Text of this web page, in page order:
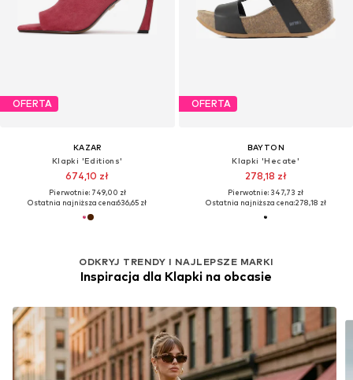
OFERTA
KAZAR
Klapki 'Editions'
674,10 zł
Pierwotnie: 749,00 zł
Ostatnia najniższa cena:636,65 zł
OFERTA
BAYTON
Klapki 'Hecate'
278,18 zł
Pierwotnie: 347,73 zł
Ostatnia najniższa cena:278,18 zł
ODKRYJ TRENDY I NAJLEPSZE MARKI
Inspiracja dla Klapki na obcasie